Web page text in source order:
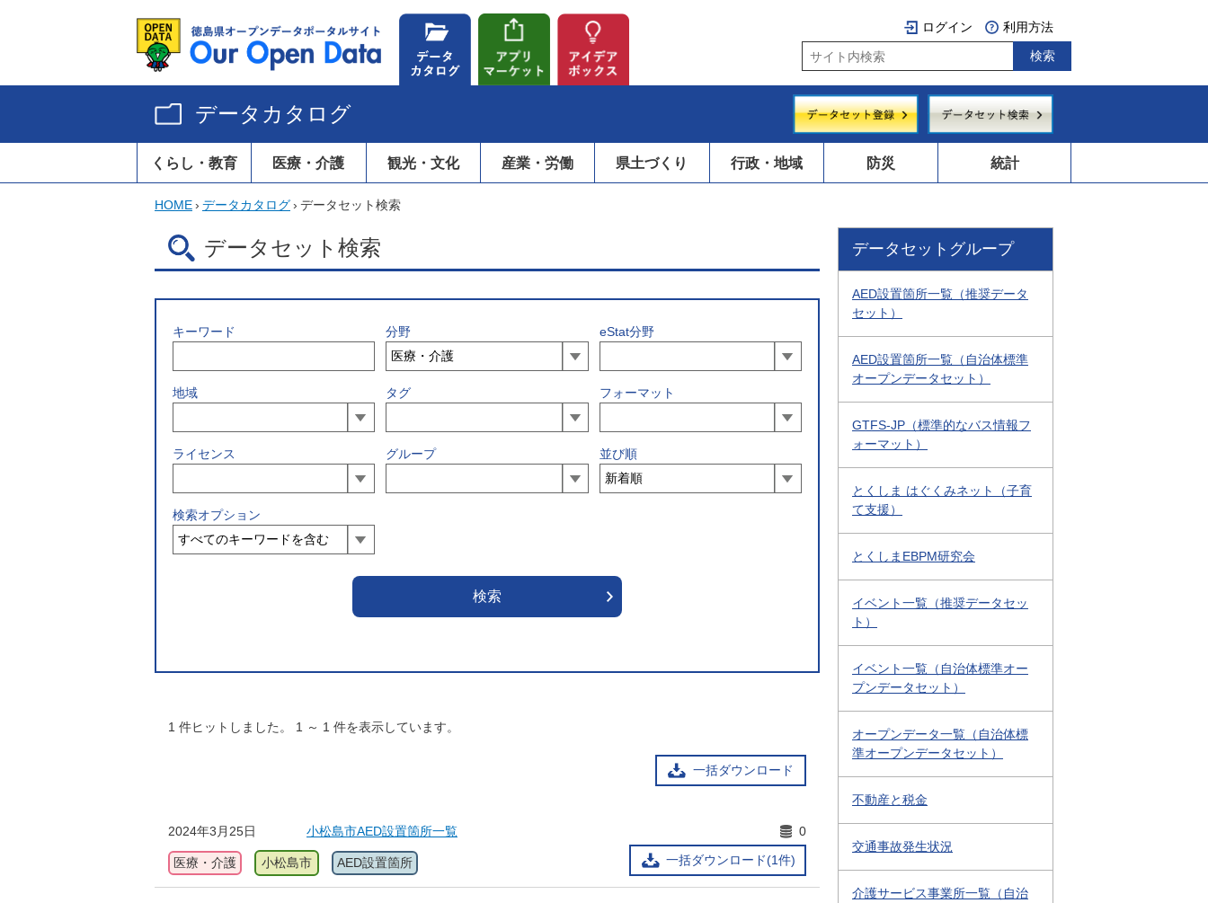
ログイン 利用方法
データカタログ
くらし・教育 医療・介護 観光・文化 産業・労働 県土づくり 行政・地域 防災 統計
HOME› データカタログ› データセット検索
データセット検索
キーワード 分野 eStat分野
地域 タグ フォーマット
ライセンス グループ 並び順
検索オプション
1 件ヒットしました。 1 ～ 1 件を表示しています。
一括ダウンロード
2024年3月25日
小松島市AED設置箇所一覧
一括ダウンロード(1件)
0
医療・介護 小松島市 AED設置箇所
データセットグループ
AED設置箇所一覧（推奨データ
セット）
AED設置箇所一覧（自治体標準
オープンデータセット）
GTFS-JP（標準的なバス情報フ
ォーマット）
とくしま はぐくみネット（子育
て支援）
とくしまEBPM研究会
イベント一覧（推奨データセッ
ト）
イベント一覧（自治体標準オー
プンデータセット）
オープンデータ一覧（自治体標
準オープンデータセット）
不動産と税金
交通事故発生状況
介護サービス事業所一覧（自治